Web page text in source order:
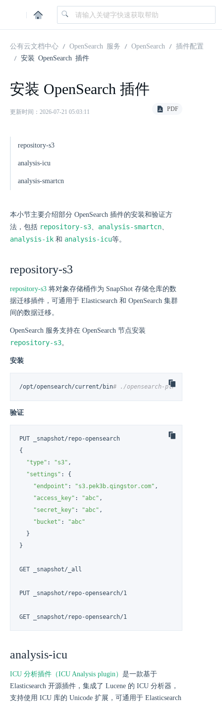
|
公有云文档中心 OpenSearch 服务 OpenSearch
插件配置
安装 OpenSearch 插件
安装 OpenSearch 插件
更新时间：2026-07-21 05:03:11 PDF
repository-s3
analysis-icu
analysis-smartcn
本小节主要介绍部分 OpenSearch 插件的安装和验证方
法，包括 repository-s3、 analysis-smartcn、
analysis-ik 和 analysis-icu等。
repository-s3
repository-s3 将对象存储桶作为 SnapShot 存储仓库的数
据迁移插件，可通用于 Elasticsearch 和 OpenSearch 集群
间的数据迁移。
OpenSearch 服务支持在 OpenSearch 节点安装
repository-s3。
安装
/opt/opensearch/current/bin# ./opensearch-plugin install
验证
PUT _snapshot/repo-opensearch
{
"type" : "s3" ,
"settings" : {
"endpoint" : "s3.pek3b.qingstor.com" ,
"access_key" : "abc" ,
"secret_key" : "abc" ,
"bucket" :
"abc"
  }
}
GET _snapshot/_all
PUT _snapshot/repo-opensearch/1
GET _snapshot/repo-opensearch/1
analysis-icu
ICU 分析插件（ICU Analysis plugin） 是一款基于
Elasticsearch 开源插件，集成了 Lucene 的 ICU 分析器，
支持使用 ICU 库的 Unicode 扩展，可通用于 Elasticsearch